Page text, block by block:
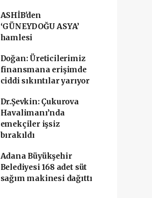
ASHİB'den
‘GÜNEYDOĞU ASYA’
hamlesi
Doğan: Üreticilerimiz
finansmana erişimde
ciddi sıkıntılar yarıyor
Dr.Şevkin: Çukurova
Havalimanı’nda
emekçiler işsiz
bırakıldı
Adana Büyükşehir
Belediyesi 168 adet süt
sağım makinesi dağıttı